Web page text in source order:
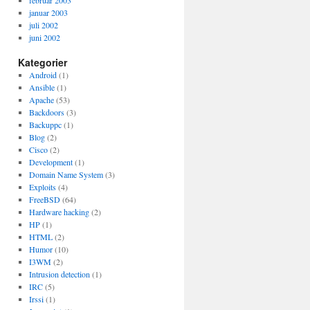
januar 2003
juli 2002
juni 2002
Kategorier
Android(1)
Ansible(1)
Apache(53)
Backdoors(3)
Backuppc(1)
Blog(2)
Cisco(2)
Development(1)
Domain Name System(3)
Exploits(4)
FreeBSD(64)
Hardware hacking(2)
HP(1)
HTML(2)
Humor(10)
I3WM(2)
Intrusion detection (1)
IRC(5)
Irssi(1)